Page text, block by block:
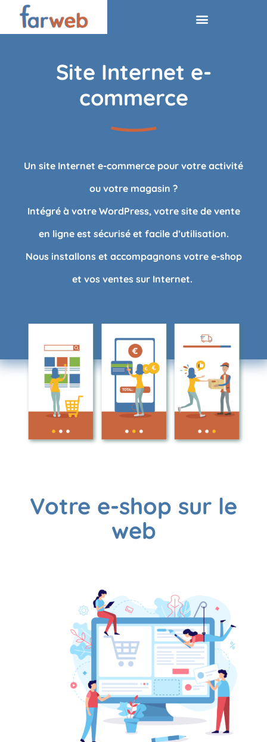
Site Internet e-
commerce
Un site Internet e-commerce pour votre activité
ou votre magasin ?
Intégré à votre WordPress, votre site de vente
en ligne est sécurisé et facile d’utilisation.
Nous installons et accompagnons votre e-shop
et vos ventes sur Internet.
Votre e-shop sur le
web